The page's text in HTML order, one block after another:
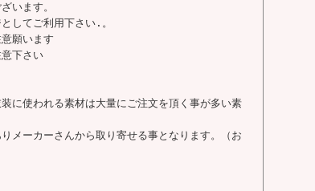
います。
してご利用下さい.。
願います
下さい
に使われる素材は大量にご注文を頂く事が多い素
メーカーさんから取り寄せる事となります。（お